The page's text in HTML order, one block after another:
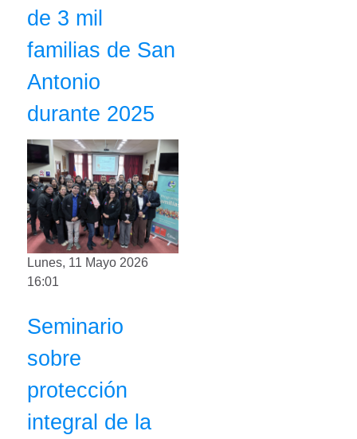
de 3 mil
familias de San
Antonio
durante 2025
Lunes, 11 Mayo 2026
16:01
Seminario
sobre
protección
integral de la